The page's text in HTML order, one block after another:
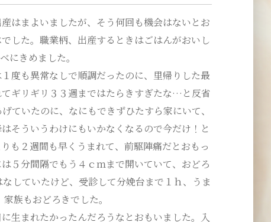
はまよいましたが、そう何回も機会はないとお
した。職業柄、出産するときはごはんがおいし
にきめました。
度も異常なしで順調だったのに、里帰りした最
ギリギリ３３週まではたらきすぎたな…と反省
ていたのに、なにもできずひたすら家にいて、
そういうわけにもいかなくなるので今だけ！と
も２週間も早くうまれて、前駆陣痛だとおもっ
５分間隔でもう４ｃｍまで開いていて、おどろ
していたけど、受診して分娩台まで１ｈ、うま
族もおどろきでした。
生まれたかったんだろうなとおもいました。入